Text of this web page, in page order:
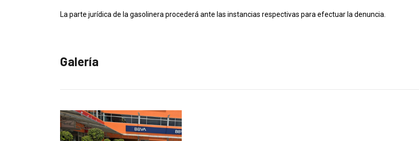
La parte jurídica de la gasolinera procederá ante las instancias respectivas para efectuar la denuncia.
Galería